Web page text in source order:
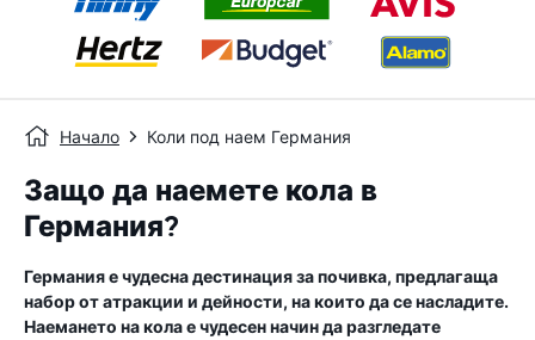
Начало Коли под наем Германия
Защо да наемете кола в
Германия?
Германия е чудесна дестинация за почивка, предлагаща
набор от атракции и дейности, на които да се насладите.
Наемането на кола е чудесен начин да разгледате